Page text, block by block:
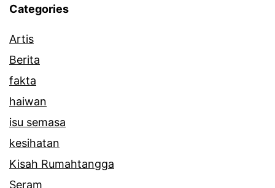
p
a
Categories
Artis
Berita
fakta
haiwan
isu semasa
kesihatan
Kisah Rumahtangga
Seram